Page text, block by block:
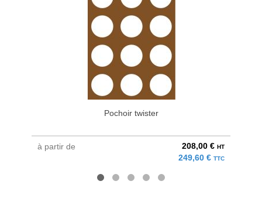
Pochoir twister
à partir de 208,00 € HT
249,60 € TTC